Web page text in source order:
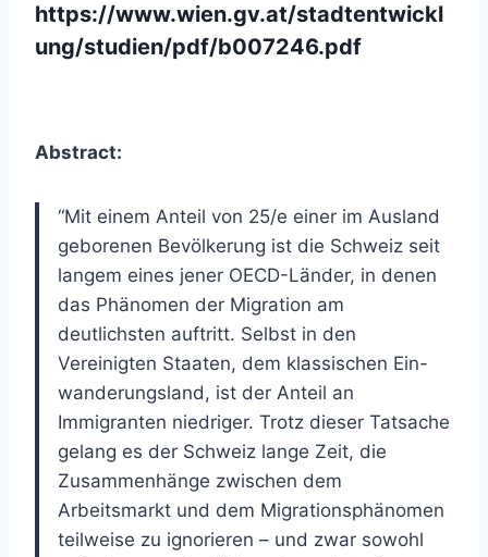
https://www.wien.gv.at/stadtentwickl
ung/studien/pdf/b007246.pdf
Abstract:
“Mit einem Anteil von 25/e einer im Ausland
geborenen Bevölkerung ist die Schweiz seit
langem eines jener OECD-Länder, in denen
das Phänomen der Migration am
deutlichsten auftritt. Selbst in den
Vereinigten Staaten, dem klassischen Ein-
wanderungsland, ist der Anteil an
Immigranten niedriger. Trotz dieser Tatsache
gelang es der Schweiz lange Zeit, die
Zusammenhänge zwischen dem
Arbeitsmarkt und dem Migrationsphänomen
teilweise zu ignorieren – und zwar sowohl